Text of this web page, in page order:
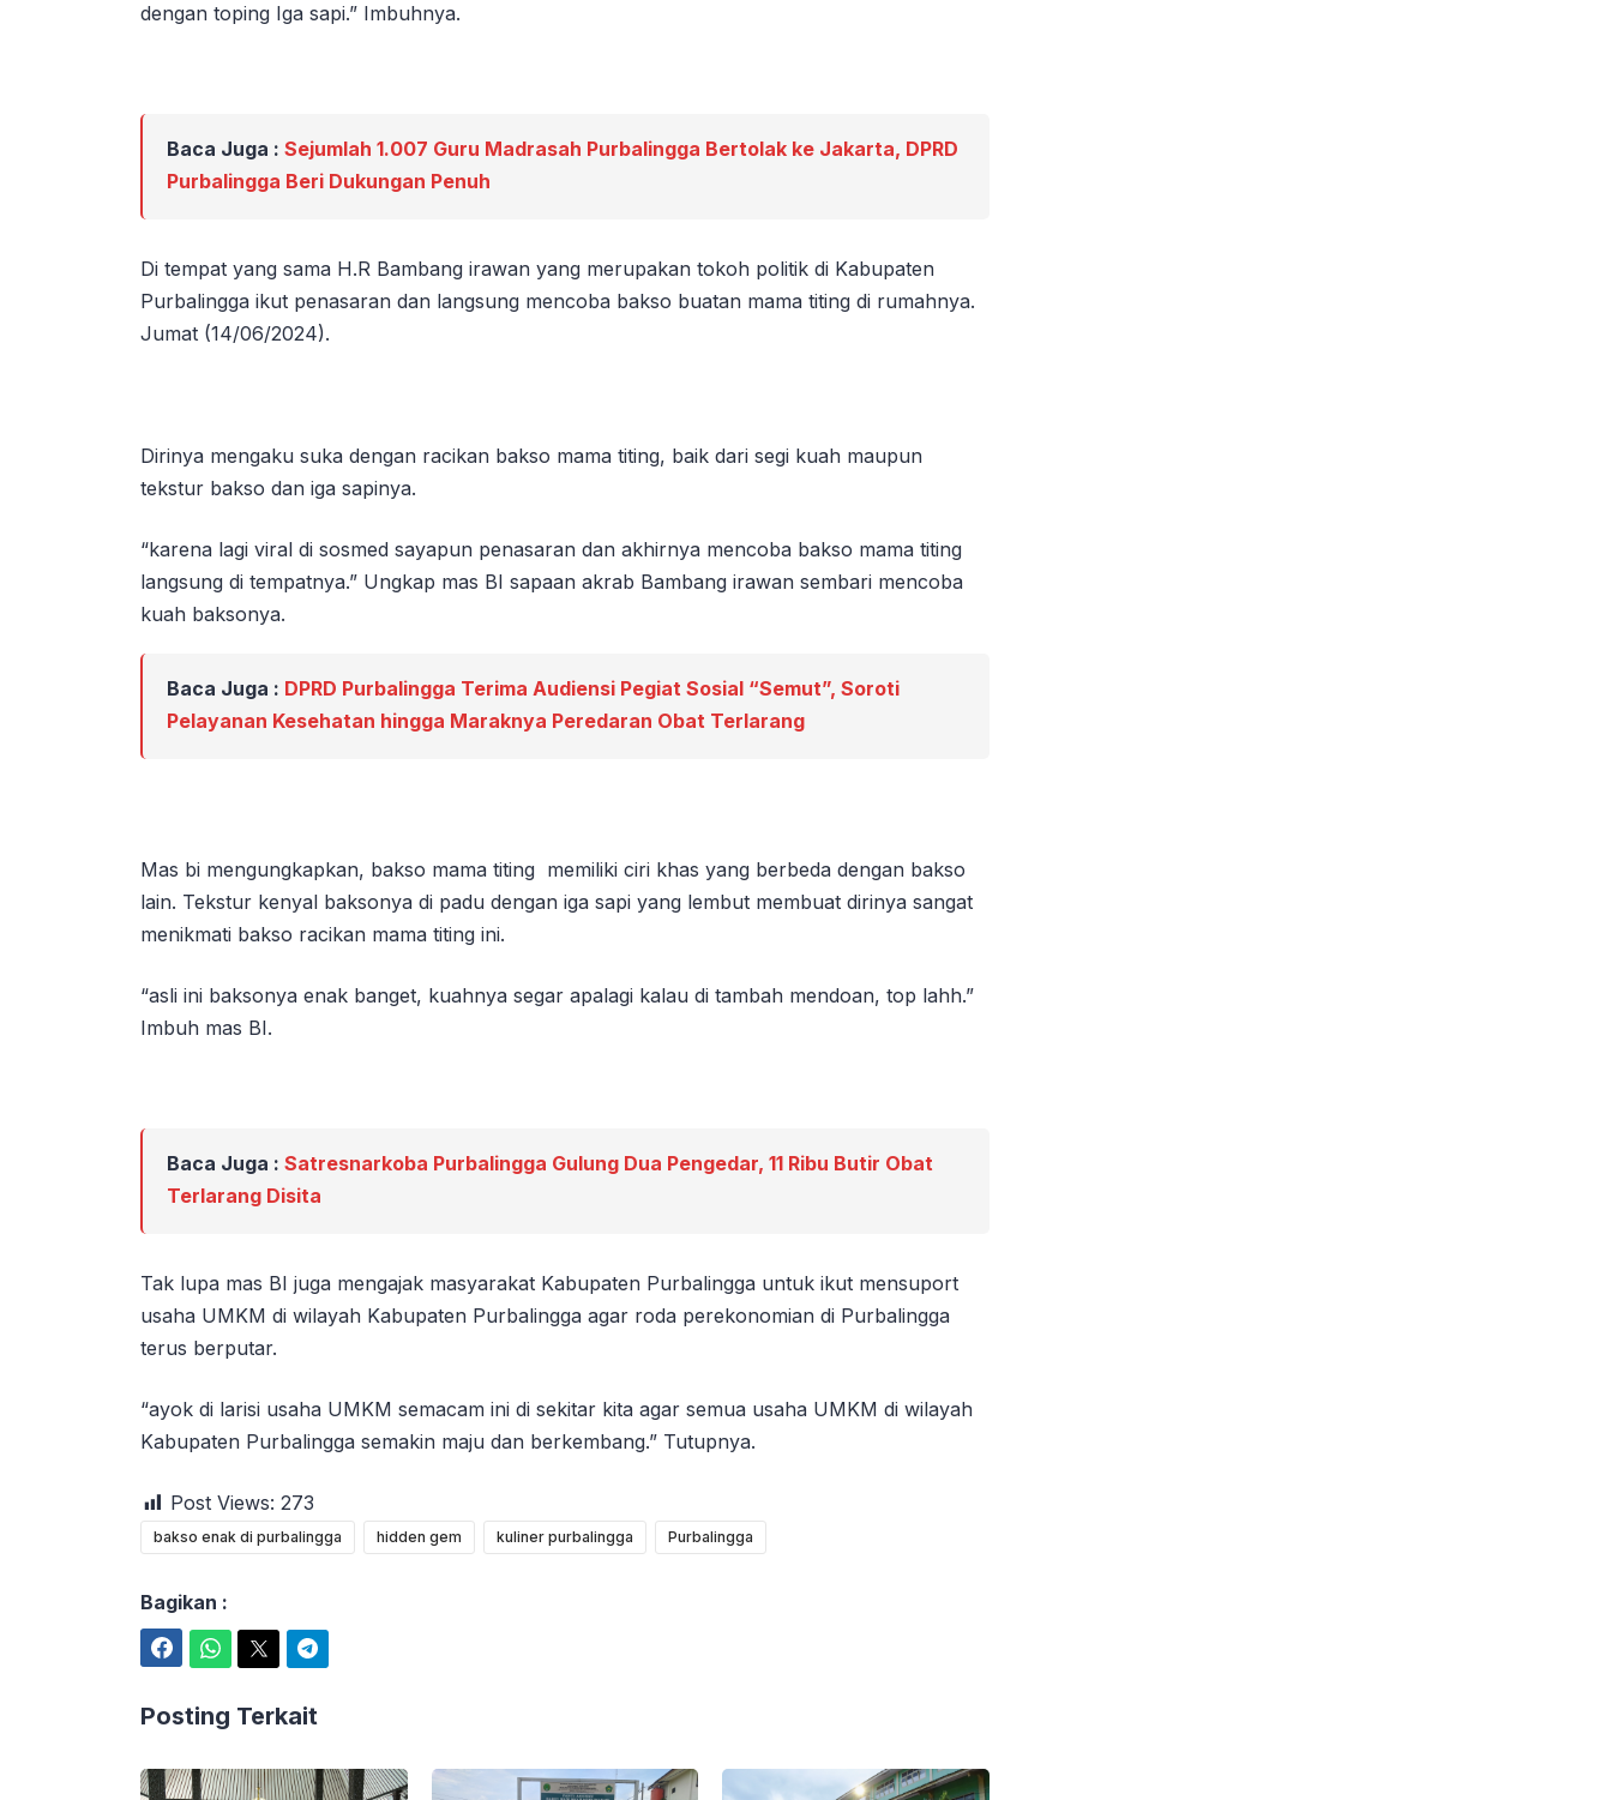
dengan toping Iga sapi.” Imbuhnya.
Baca Juga : Sejumlah 1.007 Guru Madrasah Purbalingga Bertolak ke Jakarta, DPRD
Purbalingga Beri Dukungan Penuh
Di tempat yang sama H.R Bambang irawan yang merupakan tokoh politik di Kabupaten
Purbalingga ikut penasaran dan langsung mencoba bakso buatan mama titing di rumahnya.
Jumat (14/06/2024).
Dirinya mengaku suka dengan racikan bakso mama titing, baik dari segi kuah maupun
tekstur bakso dan iga sapinya.
“karena lagi viral di sosmed sayapun penasaran dan akhirnya mencoba bakso mama titing
langsung di tempatnya.” Ungkap mas BI sapaan akrab Bambang irawan sembari mencoba
kuah baksonya.
Baca Juga : DPRD Purbalingga Terima Audiensi Pegiat Sosial “Semut”, Soroti
Pelayanan Kesehatan hingga Maraknya Peredaran Obat Terlarang
Mas bi mengungkapkan, bakso mama titing memiliki ciri khas yang berbeda dengan bakso
lain. Tekstur kenyal baksonya di padu dengan iga sapi yang lembut membuat dirinya sangat
menikmati bakso racikan mama titing ini.
“asli ini baksonya enak banget, kuahnya segar apalagi kalau di tambah mendoan, top lahh.”
Imbuh mas BI.
Baca Juga : Satresnarkoba Purbalingga Gulung Dua Pengedar, 11 Ribu Butir Obat
Terlarang Disita
Tak lupa mas BI juga mengajak masyarakat Kabupaten Purbalingga untuk ikut mensuport
usaha UMKM di wilayah Kabupaten Purbalingga agar roda perekonomian di Purbalingga
terus berputar.
“ayok di larisi usaha UMKM semacam ini di sekitar kita agar semua usaha UMKM di wilayah
Kabupaten Purbalingga semakin maju dan berkembang.” Tutupnya.
Post Views: 273
bakso enak di purbalingga hidden gem kuliner purbalingga Purbalingga
Bagikan :
Posting Terkait